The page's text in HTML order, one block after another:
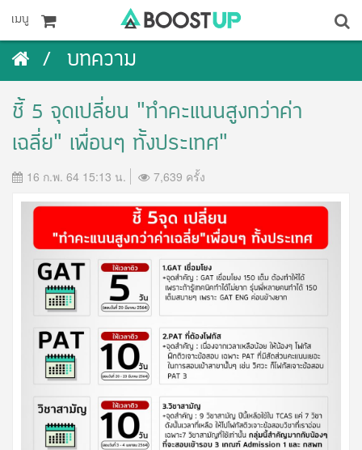
เมนู
บทความ
ชี้ 5 จุดเปลี่ยน “ทำคะแนนสูงกว่าค่า
เฉลี่ย” เพื่อนๆ ทั้งประเทศ"
16 ก.พ. 64 15:13 น. 7,639 ครั้ง